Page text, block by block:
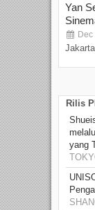
Yan
Dec
Rilis
yang